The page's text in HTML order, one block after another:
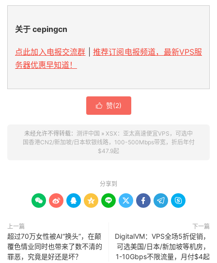
关于 cepingcn
点此加入电报交流群
推荐订阅电报频道，最新VPS服
务器优惠早知道！
 赞(2)
未经允许不得转载： 测评中国 » XSX：亚太高速便宜VPS，可选中
国香港CN2/新加坡/日本软银线路，100-500Mbps带宽，折后年付
$47.9起
分享到
        
上一篇
超过70万女性被AI“换头”，在颠
覆色情业同时也带来了数不清的
罪恶，究竟是好还是坏？
下一篇
DigitalVM：VPS全场5折促销，
可选美国/日本/新加坡等机房，
1-10Gbps不限流量，月付$4起